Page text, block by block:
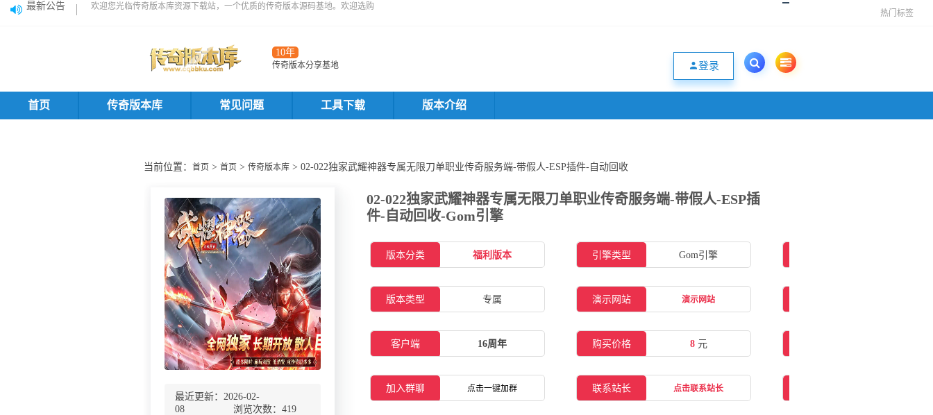
最新公告 欢迎您光临传奇版本库资源下载站，一个优质的传奇版本源码基地。欢迎选购
热门标签
10年
传奇版本分享基地 登录
首页 传奇版本库 常见问题 工具下载 版本介绍
当前位置： 首页 > 首页 > 传奇版本库 > 02-022独家武耀神器专属无限刀单职业传奇服务端-带假人-ESP插件-自动回收
最近更新：2026-02-
08 浏览次数： 419
02-022独家武耀神器专属无限刀单职业传奇服务端-带假人-ESP插
件-自动回收-Gom引擎
版本分类 福利版本 引擎类型 Gom引擎
版本类型 专属 演示网站 演示网站
客户端 16周年 购买价格 8元
加入群聊 点击一键加群 联系站长 点击联系站长